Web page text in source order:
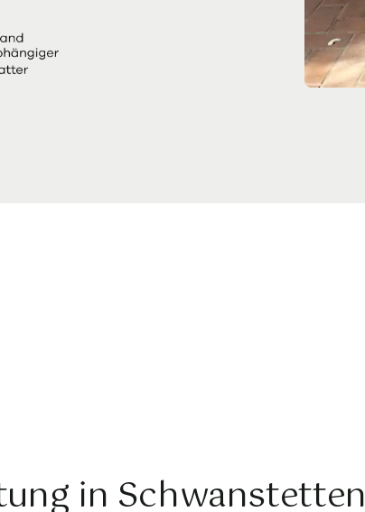
in Schwanstetten